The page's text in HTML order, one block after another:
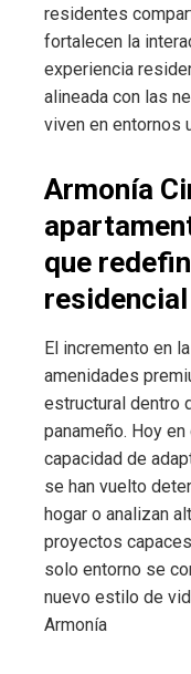
residentes
fortalecen la
experiencia
alineada con las
viven en entornos
Armonía
que
residencial
El incremento en
amenidades
estructural dentro
panameño. Hoy
capacidad de
se han vuelto
hogar o analizan
proyectos
solo entorno se
nuevo estilo de
Armonía